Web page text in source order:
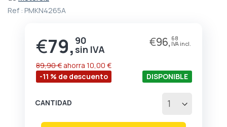
Ref : PMKN4265A
Precio
especial
€79, 90 €96, 68
-11 % de descuento
89,90 € ahorra 10,00 €
DISPONIBLE
CANTIDAD
al
comienzo
imágenes